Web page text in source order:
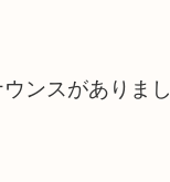
ンスがありまし